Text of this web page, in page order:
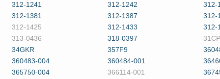
312-1241
312-1242
312-
312-1381
312-1387
312-
312-1425
312-1433
312-
313-0436
318-0397
34GKR
357F9
360483-004
360484-001
365750-004
366114-001